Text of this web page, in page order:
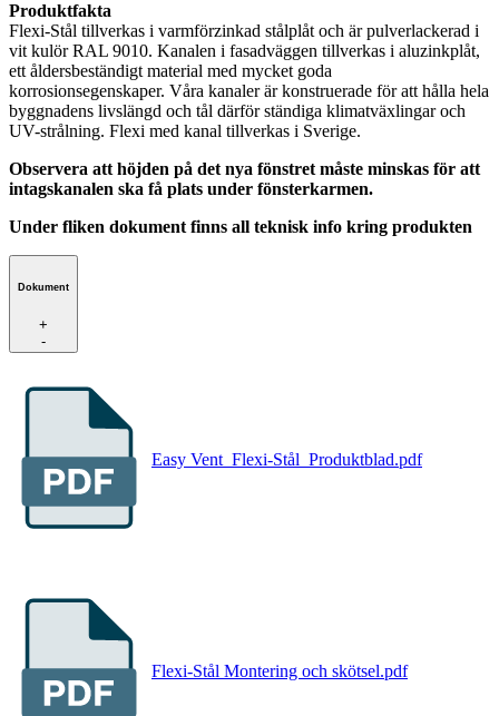
Produktfakta
Flexi-Stål tillverkas i varmförzinkad stålplåt och är pulverlackerad i
vit kulör RAL 9010. Kanalen i fasadväggen tillverkas i aluzinkplåt,
ett åldersbeständigt material med mycket goda
korrosionsegenskaper. Våra kanaler är konstruerade för att hålla hela
byggnadens livslängd och tål därför ständiga klimatväxlingar och
UV-strålning. Flexi med kanal tillverkas i Sverige.
Observera att höjden på det nya fönstret måste minskas för att
intagskanalen ska få plats under fönsterkarmen.
Under fliken dokument finns all teknisk info kring produkten
Dokument
+
-
Easy Vent_Flexi-Stål_Produktblad.pdf
Flexi-Stål Montering och skötsel.pdf